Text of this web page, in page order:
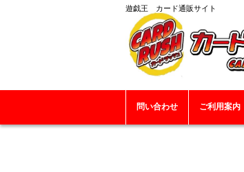
遊戯王 カード通販サイト
問い合わせ ご利用案内